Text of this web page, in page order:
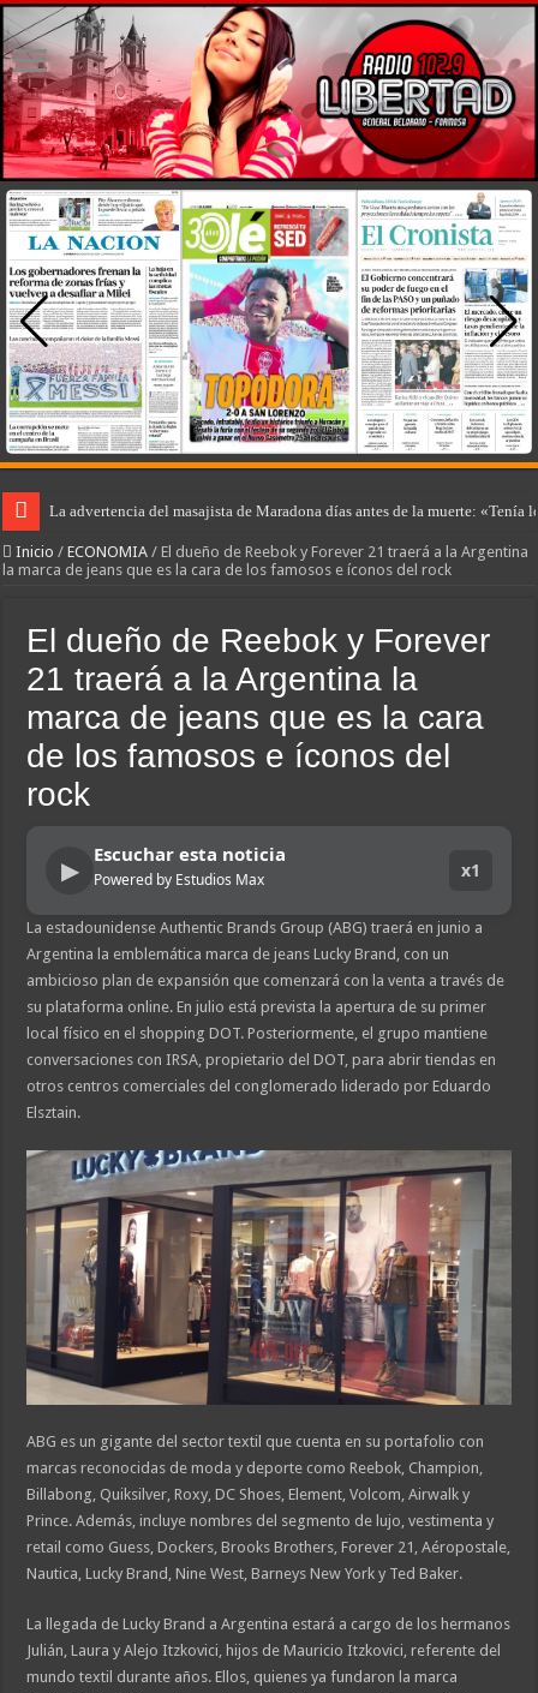
La advertencia del masajista de Maradona días antes de la muerte: «Tenía
Inicio / ECONOMIA / El dueño de Reebok y Forever 21 traerá a la Argentina
la marca de jeans que es la cara de los famosos e íconos del rock
El dueño de Reebok y Forever
21 traerá a la Argentina la
marca de jeans que es la cara
de los famosos e íconos del
rock
▶
Escuchar esta noticia
Powered by Estudios Max x1
La estadounidense Authentic Brands Group (ABG) traerá en junio a
Argentina la emblemática marca de jeans Lucky Brand, con un
ambicioso plan de expansión que comenzará con la venta a través de
su plataforma online. En julio está prevista la apertura de su primer
local físico en el shopping DOT. Posteriormente, el grupo mantiene
conversaciones con IRSA, propietario del DOT, para abrir tiendas en
otros centros comerciales del conglomerado liderado por Eduardo
Elsztain.
ABG es un gigante del sector textil que cuenta en su portafolio con
marcas reconocidas de moda y deporte como Reebok, Champion,
Billabong, Quiksilver, Roxy, DC Shoes, Element, Volcom, Airwalk y
Prince. Además, incluye nombres del segmento de lujo, vestimenta y
retail como Guess, Dockers, Brooks Brothers, Forever 21, Aéropostale,
Nautica, Lucky Brand, Nine West, Barneys New York y Ted Baker.
La llegada de Lucky Brand a Argentina estará a cargo de los hermanos
Julián, Laura y Alejo Itzkovici, hijos de Mauricio Itzkovici, referente del
mundo textil durante años. Ellos, quienes ya fundaron la marca